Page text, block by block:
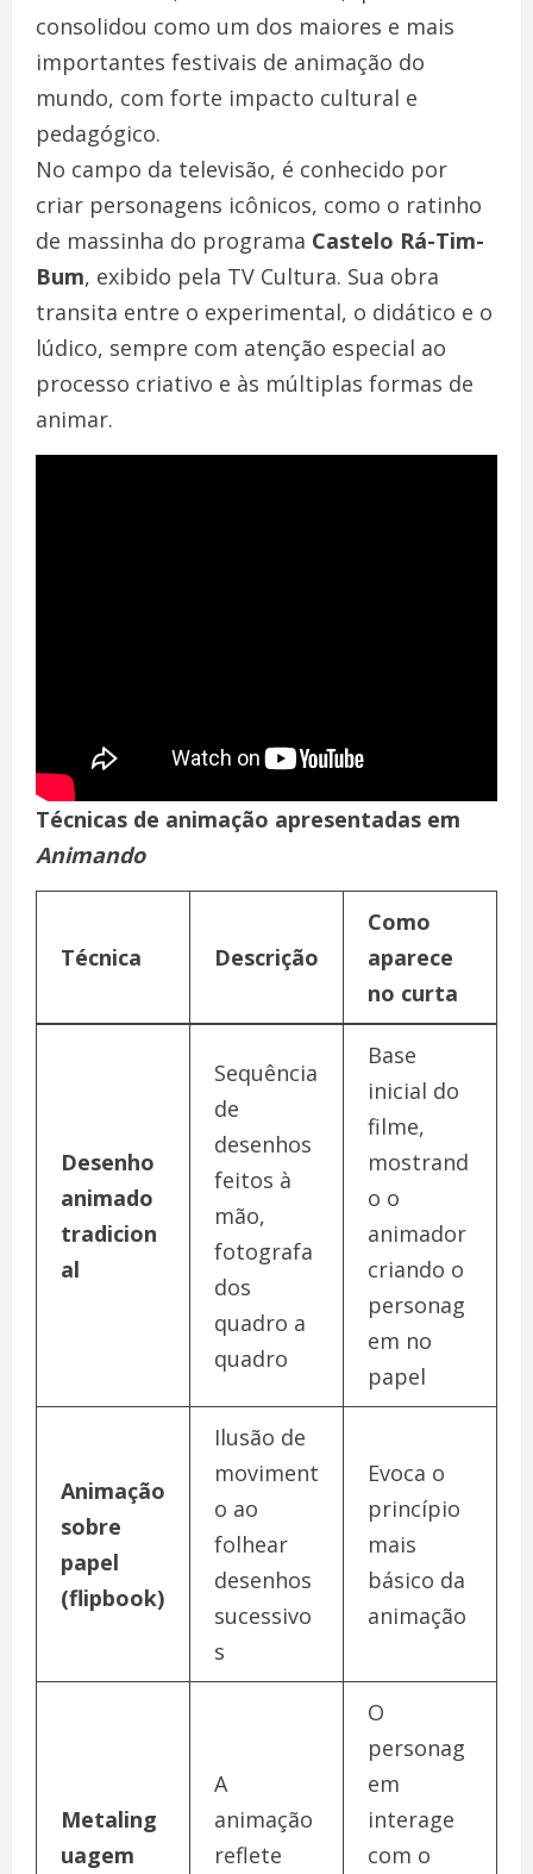
consolidou como um dos maiores e mais
importantes festivais de animação do
mundo, com forte impacto cultural e
pedagógico.
No campo da televisão, é conhecido por
criar personagens icônicos, como o ratinho
de massinha do programa Castelo Rá-Tim-
Bum, exibido pela TV Cultura. Sua obra
transita entre o experimental, o didático e o
lúdico, sempre com atenção especial ao
processo criativo e às múltiplas formas de
animar.
Técnicas de animação apresentadas em
Animando
Técnica Descrição
Como
aparece
no curta
Desenho
animado
tradicion
al
Sequência
de
desenhos
feitos à
mão,
fotografa
dos
quadro a
quadro
Base
inicial do
filme,
mostrand
o o
animador
criando o
personag
em no
papel
Animação
sobre
papel
(flipbook)
Ilusão de
moviment
o ao
folhear
desenhos
sucessivo
s
Evoca o
princípio
mais
básico da
animação
Metaling
uagem
A
animação
reflete
O
personag
em
interage
com o